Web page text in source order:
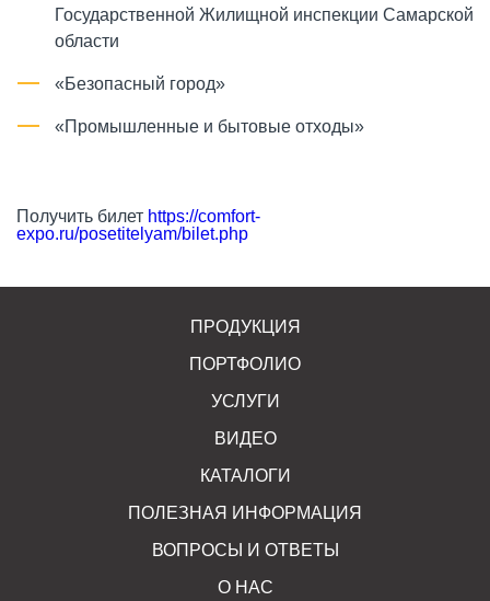
Государственной Жилищной инспекции Самарской
области
«Безопасный город»
«Промышленные и бытовые отходы»
Получить билет https://comfort-
expo.ru/posetitelyam/bilet.php
ПРОДУКЦИЯ
ПОРТФОЛИО
УСЛУГИ
ВИДЕО
КАТАЛОГИ
ПОЛЕЗНАЯ ИНФОРМАЦИЯ
ВОПРОСЫ И ОТВЕТЫ
О НАС